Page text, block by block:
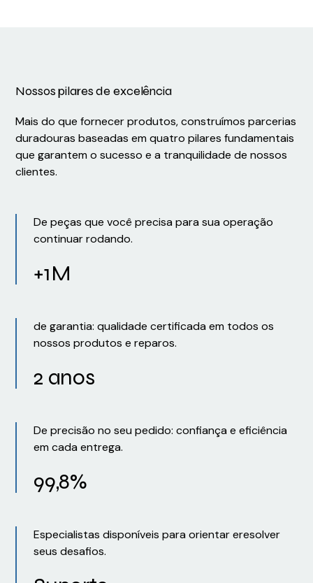
Nossos pilares de excelência
Mais do que fornecer produtos, construímos parcerias
duradouras baseadas em quatro pilares fundamentais
que garantem o sucesso e a tranquilidade de nossos
clientes.
De peças que você precisa para sua operação
continuar rodando.
+1M
de garantia: qualidade certificada em todos os
nossos produtos e reparos.
2 anos
De precisão no seu pedido: confiança e eficiência
em cada entrega.
99,8%
Especialistas disponíveis para orientar eresolver
seus desafios.